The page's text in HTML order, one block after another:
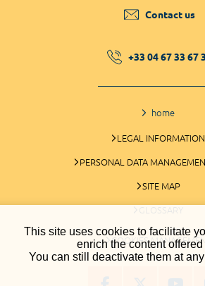
This site uses cookies to facilitate
enrich the content offered
You can still deactivate them at
Contact us
+33 04 67 33 67
home
LEGAL INFORMATION
PERSONAL DATA
SITE MAP
GLOSSARY
COOKIES